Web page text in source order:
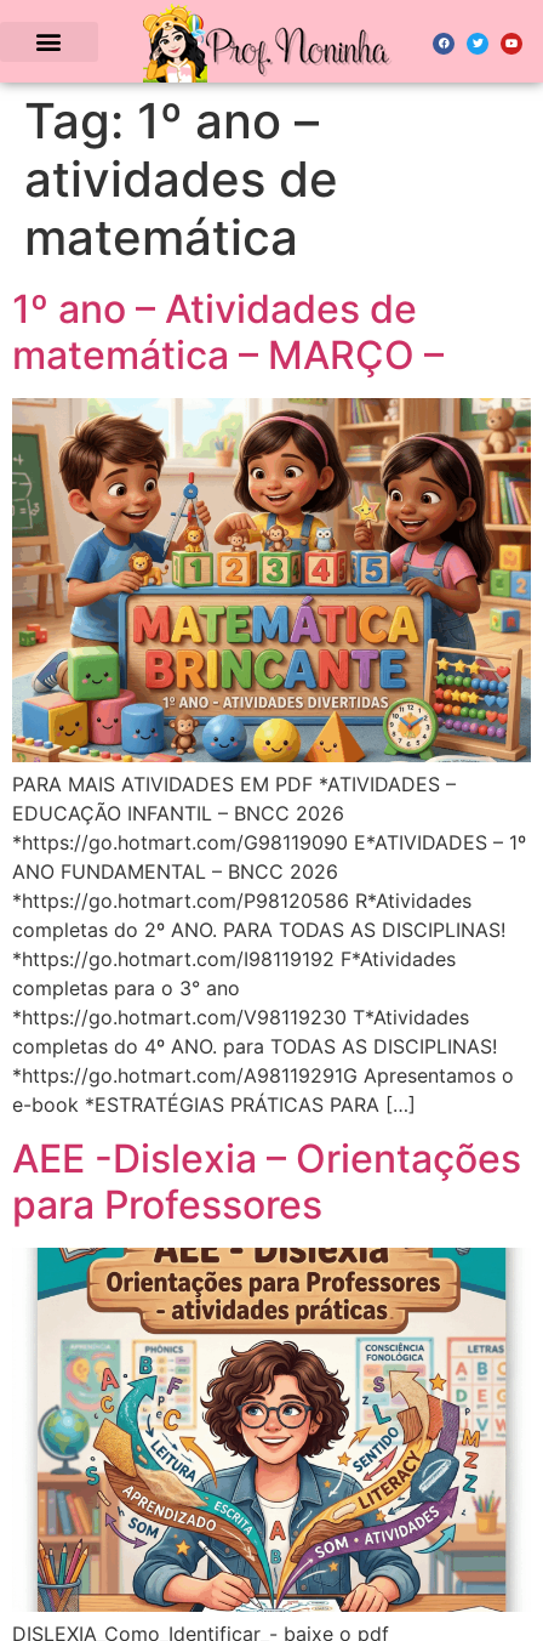
Tag: 1º ano –
atividades de
matemática
1º ano – Atividades de
matemática – MARÇO –
PARA MAIS ATIVIDADES EM PDF *ATIVIDADES –
EDUCAÇÃO INFANTIL – BNCC 2026
*https://go.hotmart.com/G98119090 E*ATIVIDADES – 1º
ANO FUNDAMENTAL – BNCC 2026
*https://go.hotmart.com/P98120586 R*Atividades
completas do 2º ANO. PARA TODAS AS DISCIPLINAS!
*https://go.hotmart.com/I98119192 F*Atividades
completas para o 3° ano
*https://go.hotmart.com/V98119230 T*Atividades
completas do 4º ANO. para TODAS AS DISCIPLINAS!
*https://go.hotmart.com/A98119291G Apresentamos o
e-book *ESTRATÉGIAS PRÁTICAS PARA […]
AEE -Dislexia – Orientações
para Professores
DISLEXIA_Como_Identificar_- baixe o pdf